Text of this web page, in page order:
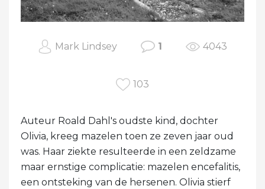
Mark Lindsey 1 4043
103
Auteur Roald Dahl's oudste kind, dochter
Olivia, kreeg mazelen toen ze zeven jaar oud
was. Haar ziekte resulteerde in een zeldzame
maar ernstige complicatie: mazelen encefalitis,
een ontsteking van de hersenen. Olivia stierf